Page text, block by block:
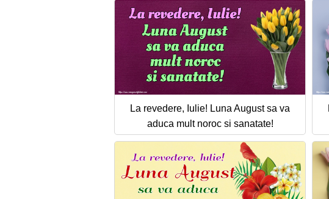
La revedere, Iulie! Luna August sa va
aduca mult noroc si sanatate!